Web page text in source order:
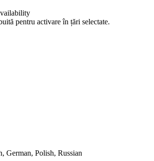
pentru activare în țări selectate.
German, Polish, Russian